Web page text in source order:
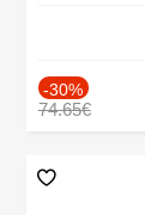
-30%
74.65€